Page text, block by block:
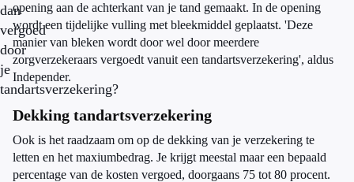
dan
vergoed
door
je
tandartsverzekering?
opening aan de achterkant van je tand gemaakt. In de opening
wordt een tijdelijke vulling met bleekmiddel geplaatst. 'Deze
manier van bleken wordt door wel door meerdere
zorgverzekeraars vergoedt vanuit een tandartsverzekering', aldus
Independer.
Dekking tandartsverzekering
Ook is het raadzaam om op de dekking van je verzekering te
letten en het maxiumbedrag. Je krijgt meestal maar een bepaald
percentage van de kosten vergoed, doorgaans 75 tot 80 procent.